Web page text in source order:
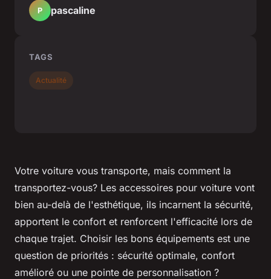
Votre voiture vous transporte, mais comment la
transportez-vous? Les accessoires pour voiture vont
bien au-delà de l'esthétique, ils incarnent la sécurité,
apportent le confort et renforcent l'efficacité lors de
chaque trajet. Choisir les bons équipements est une
question de priorités : sécurité optimale, confort
amélioré ou une pointe de personnalisation ?
P pascaline
TAGS
Actualité